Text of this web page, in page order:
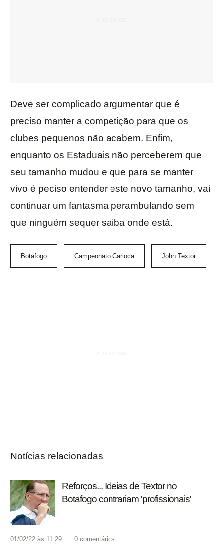
Deve ser complicado argumentar que é
preciso manter a competição para que os
clubes pequenos não acabem. Enfim,
enquanto os Estaduais não perceberem que
seu tamanho mudou e que para se manter
vivo é peciso entender este novo tamanho, vai
continuar um fantasma perambulando sem
que ninguém sequer saiba onde está.
Botafogo Campeonato Carioca John Textor
Notícias relacionadas
Reforços... Ideias de Textor no
Botafogo contrariam 'profissionais'
01/02/22 às 11:29 0 comentários